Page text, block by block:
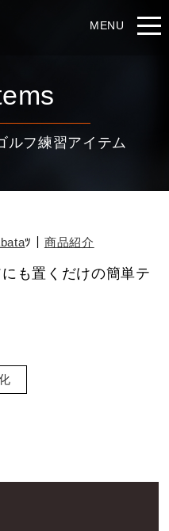
ルフ練習アイテム
商品紹介
も置くだけの簡単テ